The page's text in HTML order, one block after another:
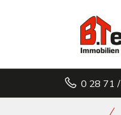
0 28 71